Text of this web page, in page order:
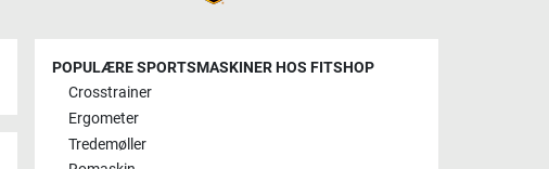
POPULÆRE SPORTSMASKINER HOS FITSHOP
Crosstrainer
Ergometer
Tredemøller